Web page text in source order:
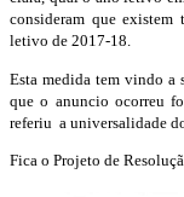
consideram que existem
letivo de 2017-18.
Esta medida tem vindo a
que o anuncio ocorreu
referiu a universalidade
Fica o Projeto de